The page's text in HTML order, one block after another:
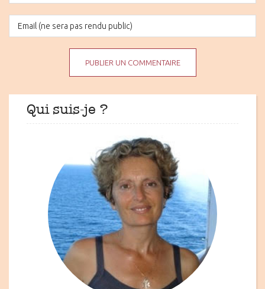
Qui suis-je ?